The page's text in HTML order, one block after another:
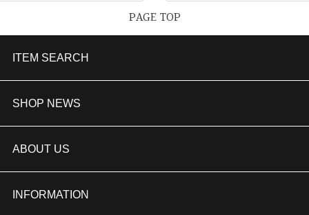
PAGE TOP
ITEM SEARCH
婚約指輪
結婚指輪
セットリング
SHOP NEWS
TAKEUCHI BRIDAL金沢本店情報
商品一覧
ABOUT US
会社概要
INFORMATION